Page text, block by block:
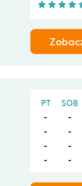
PT
SOB
-
-
-
-
-
-
-
-